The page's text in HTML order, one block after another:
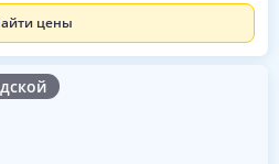
цены